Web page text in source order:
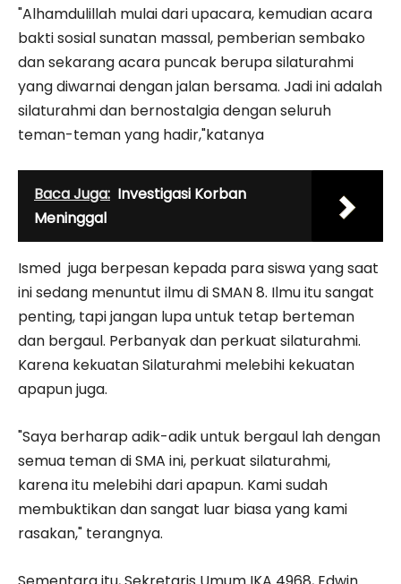
"Alhamdulillah mulai dari upacara, kemudian acara
bakti sosial sunatan massal, pemberian sembako
dan sekarang acara puncak berupa silaturahmi
yang diwarnai dengan jalan bersama. Jadi ini adalah
silaturahmi dan bernostalgia dengan seluruh
teman-teman yang hadir,"katanya
Baca Juga: Investigasi Korban
Meninggal
Ismed juga berpesan kepada para siswa yang saat
ini sedang menuntut ilmu di SMAN 8. Ilmu itu sangat
penting, tapi jangan lupa untuk tetap berteman
dan bergaul. Perbanyak dan perkuat silaturahmi.
Karena kekuatan Silaturahmi melebihi kekuatan
apapun juga.
"Saya berharap adik-adik untuk bergaul lah dengan
semua teman di SMA ini, perkuat silaturahmi,
karena itu melebihi dari apapun. Kami sudah
membuktikan dan sangat luar biasa yang kami
rasakan," terangnya.